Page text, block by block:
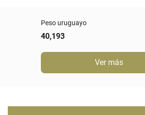
Peso uruguayo
40,193
Ver más